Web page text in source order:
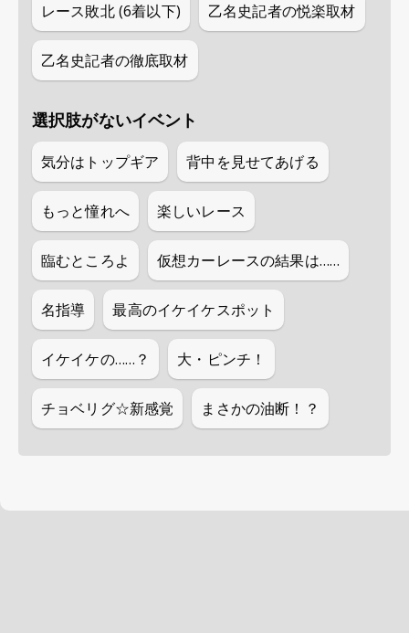
レース敗北 (6着以下) 乙名史記者の悦楽取材
乙名史記者の徹底取材
選択肢がないイベント
気分はトップギア 背中を見せてあげる
もっと憧れへ 楽しいレース
臨むところよ 仮想カーレースの結果は……
名指導 最高のイケイケスポット
イケイケの……？ 大・ピンチ！
チョベリグ☆新感覚 まさかの油断！？